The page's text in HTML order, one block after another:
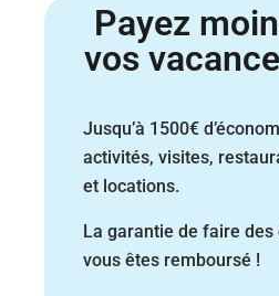
Payez
vos
Jusqu’à 1500€
activités, visites,
et locations.
La garantie de faire des
vous êtes remboursé !